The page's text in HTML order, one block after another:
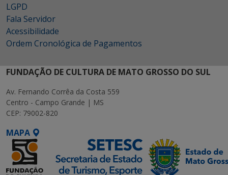
LGPD
Fala Servidor
Acessibilidade
Ordem Cronológica de Pagamentos
FUNDAÇÃO DE CULTURA DE MATO GROSSO DO SUL
Av. Fernando Corrêa da Costa 559
Centro - Campo Grande | MS
CEP: 79002-820
MAPA